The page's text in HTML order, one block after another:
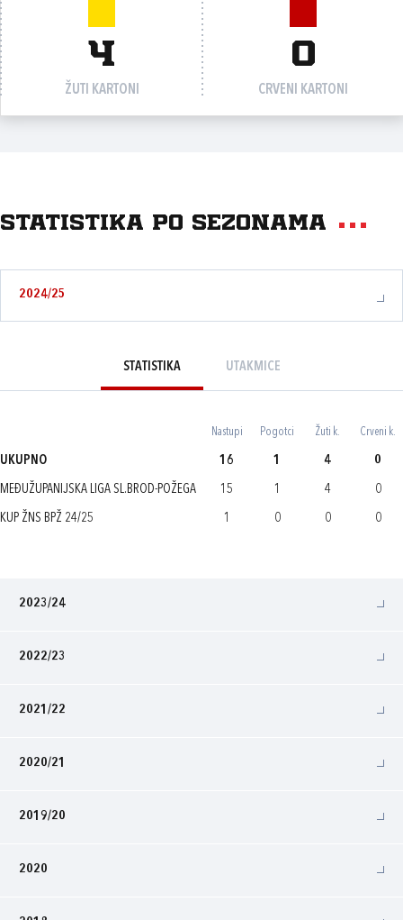
4
ŽUTI KARTONI
0
CRVENI KARTONI
Statistika po sezonama
2024/25
STATISTIKA UTAKMICE
Nastupi Pogotci Žuti k. Crveni k.
UKUPNO 16 1 4 0
MEĐUŽUPANIJSKA LIGA SL.BROD-POŽEGA 15 1 4 0
KUP ŽNS BPŽ 24/25 1 0 0 0
2023/24
2022/23
2021/22
2020/21
2019/20
2020